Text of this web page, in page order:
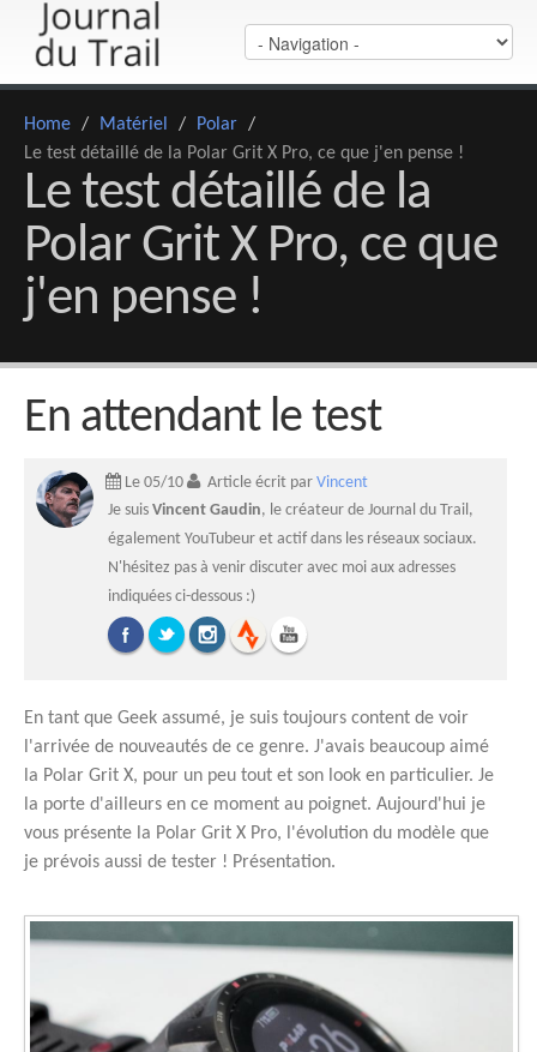
Home / Matériel / Polar /
Le test détaillé de la Polar Grit X Pro, ce que j'en pense !
Le test détaillé de la
Polar Grit X Pro, ce que
j'en pense !
En attendant le test
Le 05/10 Article écrit par Vincent
Je suis Vincent Gaudin, le créateur de Journal du Trail,
également YouTubeur et actif dans les réseaux sociaux.
N'hésitez pas à venir discuter avec moi aux adresses
indiquées ci-dessous :)
En tant que Geek assumé, je suis toujours content de voir
l'arrivée de nouveautés de ce genre. J'avais beaucoup aimé
la Polar Grit X, pour un peu tout et son look en particulier. Je
la porte d'ailleurs en ce moment au poignet. Aujourd'hui je
vous présente la Polar Grit X Pro, l'évolution du modèle que
je prévois aussi de tester ! Présentation.